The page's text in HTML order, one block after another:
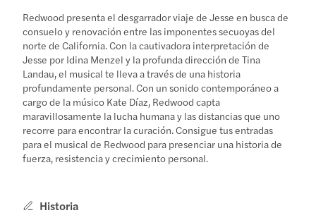
Redwood presenta el desgarrador viaje de Jesse en busca de
consuelo y renovación entre las imponentes secuoyas del
norte de California. Con la cautivadora interpretación de
Jesse por Idina Menzel y la profunda dirección de Tina
Landau, el musical te lleva a través de una historia
profundamente personal. Con un sonido contemporáneo a
cargo de la músico Kate Díaz, Redwood capta
maravillosamente la lucha humana y las distancias que uno
recorre para encontrar la curación. Consigue tus entradas
para el musical de Redwood para presenciar una historia de
fuerza, resistencia y crecimiento personal.
Historia